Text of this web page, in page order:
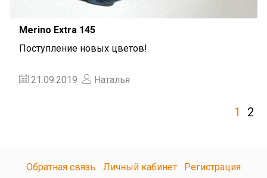
Merino Extra 145
Поступление новых цветов!
21.09.2019 Наталья
1 2
Обратная связь Личный кабинет
Регистрация